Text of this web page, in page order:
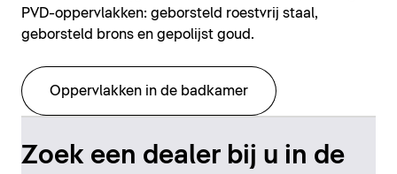
PVD-oppervlakken: geborsteld roestvrij staal,
geborsteld brons en gepolijst goud.
Oppervlakken in de badkamer
Zoek een dealer bij u in de